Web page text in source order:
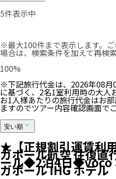
5件表示中
※最大100件まで表示します。
場合は、検索条件を加えて再検
100%
※下記旅行代金は、 2026年08月
に基づく、2名1室利用時の大人
お1人様あたりの旅行代金はお
ますのでツアー内容確認画面で
安い順
★【正規割引運賃利
ガポール航空 往復
ール◆2泊4日◆voco
ガポール IHG ホテル